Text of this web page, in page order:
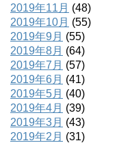
2019年11月 (48)
2019年10月 (55)
2019年9月 (55)
2019年8月 (64)
2019年7月 (57)
2019年6月 (41)
2019年5月 (40)
2019年4月 (39)
2019年3月 (43)
2019年2月 (31)